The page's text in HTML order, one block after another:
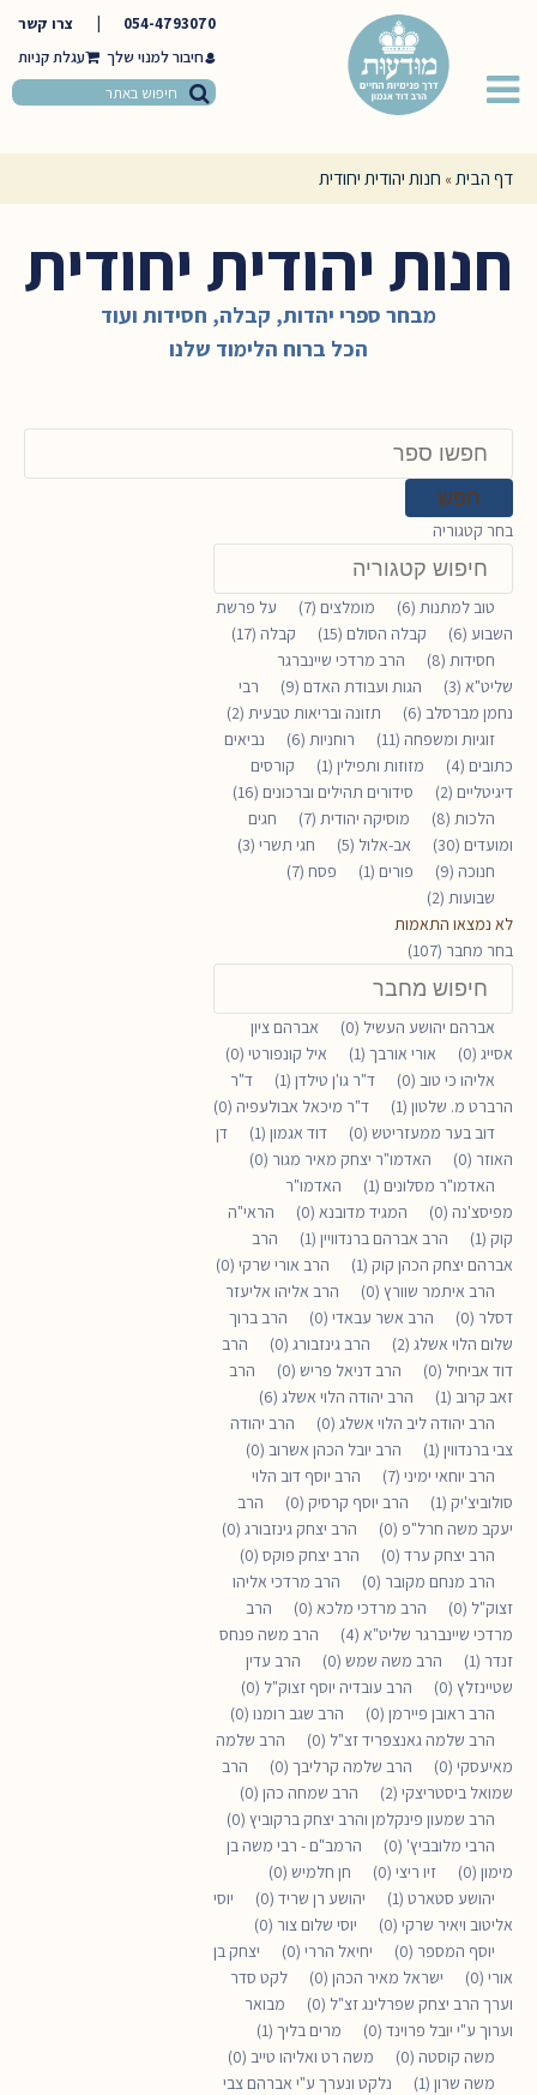
054-4793070
צרו קשר
חיבור למנוי שלך
דף הבית» חנות יהודית יחודית
חנות יהודית יחודית
מבחר ספרי יהדות, קבלה, חסידות ועוד
הכל ברוח הלימוד שלנו
באתר
חפש
בחר קטגוריה
קטגוריה
טוב למתנות (6)
מומלצים (7)
על פרשת
השבוע (6)
קבלה הסולם (15)
קבלה (17)
חסידות (8)
הרב מרדכי שיינברגר
שליט"א (3)
הגות ועבודת האדם (9)
רבי
נחמן מברסלב (6)
תזונה ובריאות טבעית (2)
זוגיות ומשפחה (11)
רוחניות (6)
נביאים
כתובים (4)
מזוזות ותפילין (1)
קורסים
דיגיטליים (2)
סידורים תהילים וברכונים (16)
הלכות (8)
מוסיקה יהודית (7)
חגים
ומועדים (30)
אב-אלול (5)
חגי תשרי (3)
חנוכה (9)
פורים (1)
פסח (7)
שבועות (2)
לא נמצאו התאמות
בחר מחבר (107)
מחבר
אברהם יהושע העשיל (0)
אברהם ציון
אסייג (0)
אורי אורבך (1)
איל קונפורטי (0)
אליהו כי טוב (0)
ד"ר גו'ן טילדן (1)
ד"ר
הרברט מ. שלטון (1)
ד"ר מיכאל אבולעפיה (0)
דוב בער ממעזריטש (0)
דוד אגמון (1)
דן
האוזר (0)
האדמו"ר יצחק מאיר מגור (0)
האדמו"ר מסלונים (1)
האדמו"ר
מפיסצ'נה (0)
המגיד מדובנא (0)
הראי"ה
קוק (1)
הרב אברהם ברנדוויין (1)
הרב
אברהם יצחק הכהן קוק (1)
הרב אורי שרקי (0)
הרב איתמר שוורץ (0)
הרב אליהו אליעזר
דסלר (0)
הרב אשר עבאדי (0)
הרב ברוך
שלום הלוי אשלג (2)
הרב גינזבורג (0)
הרב
דוד אביחיל (0)
הרב דניאל פריש (0)
הרב
זאב קרוב (1)
הרב יהודה הלוי אשלג (6)
הרב יהודה ליב הלוי אשלג (0)
הרב יהודה
צבי ברנדווין (1)
הרב יובל הכהן אשרוב (0)
הרב יוחאי ימיני (7)
הרב יוסף דוב הלוי
סולוביצ'יק (1)
הרב יוסף קרסיק (0)
הרב
יעקב משה חרל"פ (0)
הרב יצחק גינזבורג (0)
הרב יצחק ערד (0)
הרב יצחק פוקס (0)
הרב מנחם מקובר (0)
הרב מרדכי אליהו
זצוק"ל (0)
הרב מרדכי מלכא (0)
הרב
מרדכי שיינברגר שליט"א (4)
הרב משה פנחס
זנדר (1)
הרב משה שמש (0)
הרב עדין
שטיינזלץ (0)
הרב עובדיה יוסף זצוק"ל (0)
הרב ראובן פיירמן (0)
הרב שגב רומנו (0)
הרב שלמה גאנצפריד זצ"ל (0)
הרב שלמה
מאיעסקי (0)
הרב שלמה קרליבך (0)
הרב
שמואל ביסטריצקי (2)
הרב שמחה כהן (0)
הרב שמעון פינקלמן והרב יצחק ברקוביץ (0)
הרבי מלובביץ' (0)
הרמב"ם - רבי משה בן
מימון (0)
זיו ריצי (0)
חן חלמיש (0)
יהושע סטארט (1)
יהושע רן שריד (0)
יוסי
אליטוב ויאיר שרקי (0)
יוסי שלום צור (0)
יוסף המספר (0)
יחיאל הררי (0)
יצחק בן
אורי (0)
ישראל מאיר הכהן (0)
לקט סדר
וערך הרב יצחק שפרלינג זצ"ל (0)
מבואר
וערוך ע"י יובל פרוינד (0)
מרים בליך (1)
משה קוסטה (0)
משה רט ואליהו טייב (0)
משה שרון (1)
נלקט ונערך ע"י אברהם צבי